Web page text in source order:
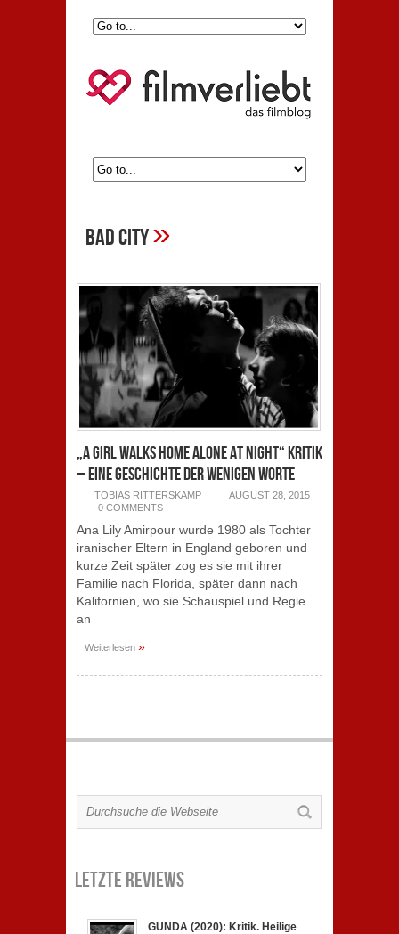
Bad City»
„A Girl Walks Home Alone At Night“ Kritik
– Eine Geschichte der wenigen Worte
TOBIAS RITTERSKAMP
AUGUST 28, 2015
0 COMMENTS
Ana Lily Amirpour wurde 1980 als Tochter
iranischer Eltern in England geboren und
kurze Zeit später zog es sie mit ihrer
Familie nach Florida, später dann nach
Kalifornien, wo sie Schauspiel und Regie
an
Weiterlesen »
Letzte Reviews
GUNDA (2020): Kritik. Heilige